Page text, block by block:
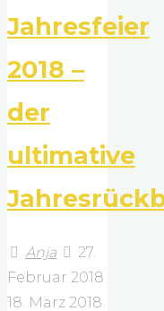
Jahresfeier
2018 –
der
ultimative
Anja
27.
Februar 2018
18. März 2018